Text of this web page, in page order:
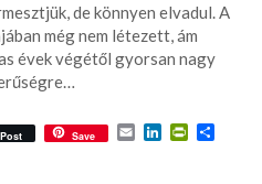
de könnyen elvadul. A
még nem létezett, ám
évek végétől gyorsan nagy
Post Save EmailLinkedIn